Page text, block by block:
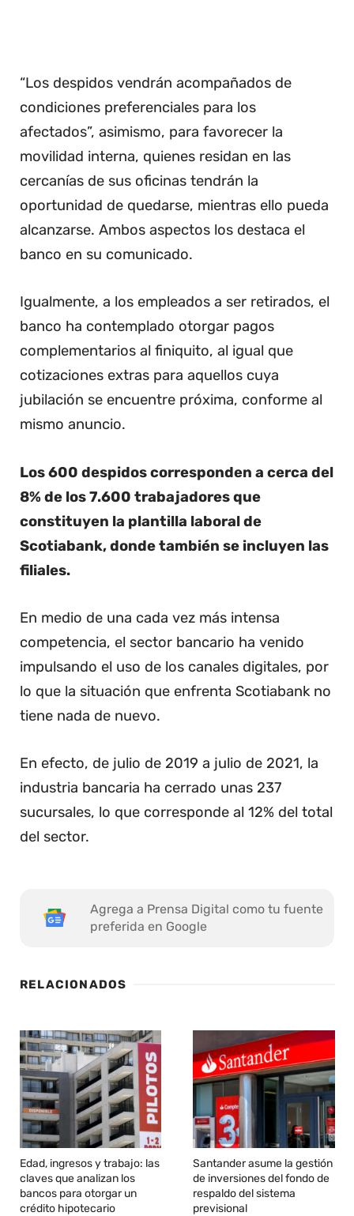
“Los despidos vendrán acompañados de
condiciones preferenciales para los
afectados”, asimismo, para favorecer la
movilidad interna, quienes residan en las
cercanías de sus oficinas tendrán la
oportunidad de quedarse, mientras ello pueda
alcanzarse. Ambos aspectos los destaca el
banco en su comunicado.
Igualmente, a los empleados a ser retirados, el
banco ha contemplado otorgar pagos
complementarios al finiquito, al igual que
cotizaciones extras para aquellos cuya
jubilación se encuentre próxima, conforme al
mismo anuncio.
Los 600 despidos corresponden a cerca del
8% de los 7.600 trabajadores que
constituyen la plantilla laboral de
Scotiabank, donde también se incluyen las
filiales.
En medio de una cada vez más intensa
competencia, el sector bancario ha venido
impulsando el uso de los canales digitales, por
lo que la situación que enfrenta Scotiabank no
tiene nada de nuevo.
En efecto, de julio de 2019 a julio de 2021, la
industria bancaria ha cerrado unas 237
sucursales, lo que corresponde al 12% del total
del sector.
Agrega a Prensa Digital como tu fuente
preferida en Google
RELACIONADOS
Edad, ingresos y trabajo: las
claves que analizan los
bancos para otorgar un
crédito hipotecario
Santander asume la gestión
de inversiones del fondo de
respaldo del sistema
previsional